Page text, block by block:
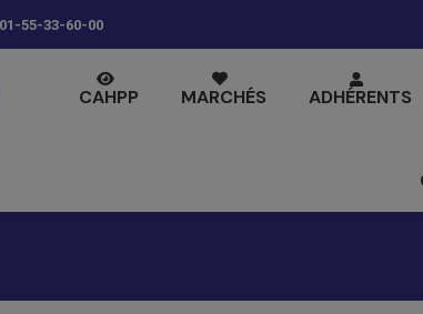
01-55-33-60-00
CAHPP MARCHÉS ADHÉRENTS